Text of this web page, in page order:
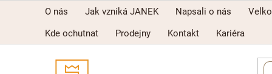
O nás Jak vzniká JANEK Napsali o nás
Kde ochutnat
Prodejny Kontakt Kariéra